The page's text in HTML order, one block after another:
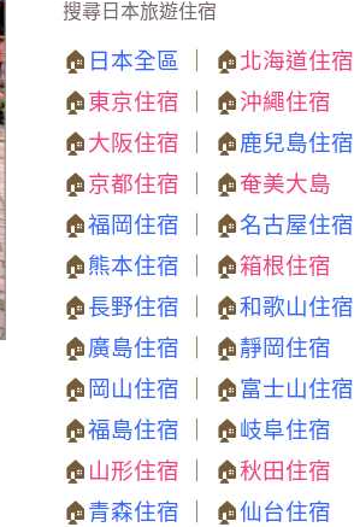
搜尋日本旅遊住宿
🏠 日本全區 ｜ 🏠北海道住宿
🏠東京住宿 ｜ 🏠沖繩住宿
🏠大阪住宿 ｜ 🏠鹿兒島住宿
🏠京都住宿 ｜ 🏠奄美大島
🏠福岡住宿 ｜ 🏠名古屋住宿
🏠熊本住宿 ｜ 🏠箱根住宿
🏠長野住宿 ｜ 🏠和歌山住宿
🏠廣島住宿 ｜ 🏠靜岡住宿
🏠 岡山住宿 ｜ 🏠富士山住宿
🏠福島住宿 ｜ 🏠岐阜住宿
🏠 山形住宿 ｜ 🏠秋田住宿
🏠青森住宿 ｜ 🏠仙台住宿